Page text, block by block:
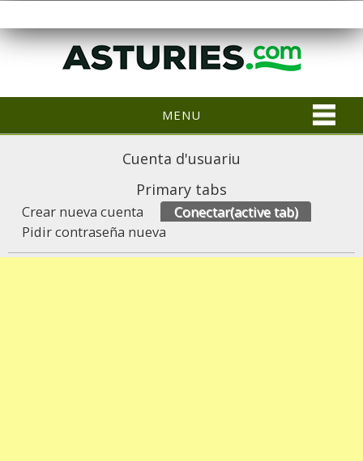
MENU
Cuenta d'usuariu
Primary tabs
Crear nueva cuenta Conectar(active tab)
Pidir contraseña nueva